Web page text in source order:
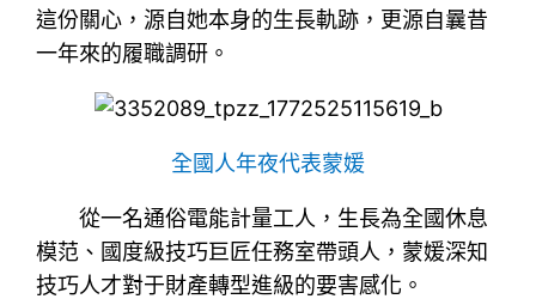
這份關心，源自她本身的生長軌跡，更源自曩昔
一年來的履職調研。
全國人年夜代表蒙媛
從一名通俗電能計量工人，生長為全國休息
模范、國度級技巧巨匠任務室帶頭人，蒙媛深知
技巧人才對于財產轉型進級的要害感化。